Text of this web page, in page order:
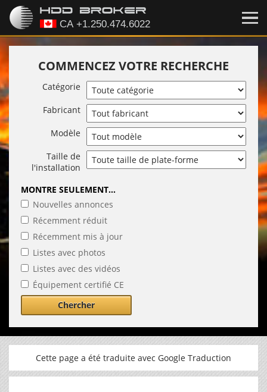
COMMENCEZ VOTRE RECHERCHE
Catégorie
Fabricant
Modèle
Taille de
l'installation
MONTRE SEULEMENT...
Nouvelles annonces
Récemment réduit
Récemment mis à jour
Listes avec photos
Listes avec des vidéos
Équipement certifié CE
Chercher
Cette page a été traduite avec Google Traduction